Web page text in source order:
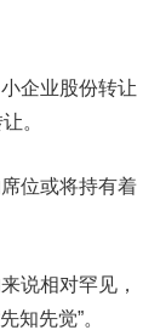
企业股份转让
。
位或将持有着
说相对罕见，
知先觉”。